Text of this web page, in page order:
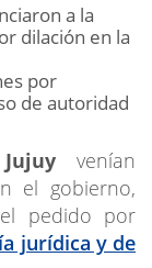
a la
dilación en la
por
de autoridad
venían
el gobierno,
pedido por
jurídica y de